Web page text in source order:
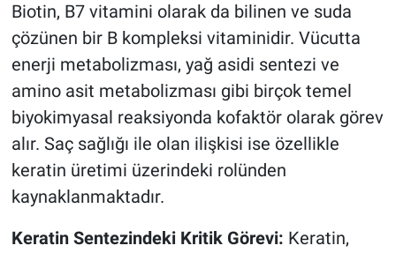
Biotin, B7 vitamini olarak da bilinen ve suda
çözünen bir B kompleksi vitaminidir. Vücutta
enerji metabolizması, yağ asidi sentezi ve
amino asit metabolizması gibi birçok temel
biyokimyasal reaksiyonda kofaktör olarak görev
alır. Saç sağlığı ile olan ilişkisi ise özellikle
keratin üretimi üzerindeki rolünden
kaynaklanmaktadır.
Keratin Sentezindeki Kritik Görevi: Keratin,